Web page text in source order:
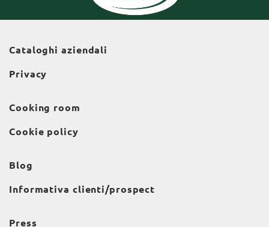
Cataloghi aziendali
Privacy
Cooking room
Cookie policy
Blog
Informativa clienti/prospect
Press